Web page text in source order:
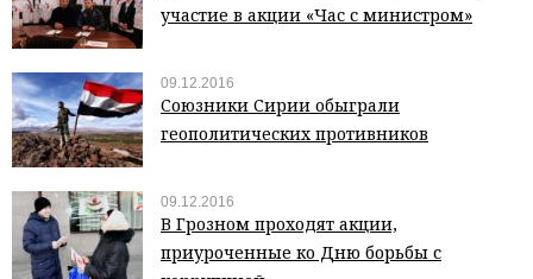
участие в акции «Час с министром»
09.12.2016
Союзники Сирии обыграли
геополитических противников
09.12.2016
В Грозном проходят акции,
приуроченные ко Дню борьбы с